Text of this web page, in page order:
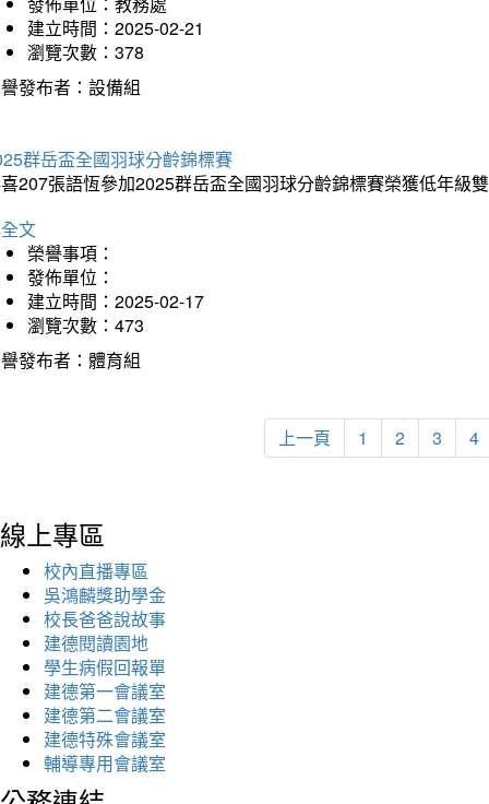
建立時間：2025-02-21
瀏覽次數：378
發布者：設備組
群岳盃全國羽球分齡錦標賽
207張語恆參加2025群岳盃全國羽球分齡錦標賽榮獲低年級
文
榮譽事項：
發佈單位：
建立時間：2025-02-17
瀏覽次數：473
發布者：體育組
上一頁 1 2 3 4
線上專區
校內直播專區
吳鴻麟獎助學金
校長爸爸說故事
建德閱讀園地
學生病假回報單
建德第一會議室
建德第二會議室
建德特殊會議室
輔導專用會議室